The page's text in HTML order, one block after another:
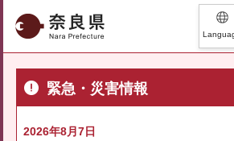
奈良県
緊急・災害情報
2026年8月7日